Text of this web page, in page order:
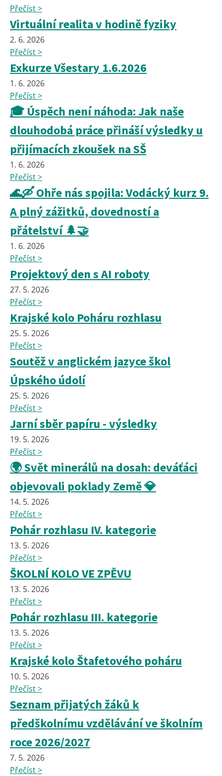
Přečíst >
Virtuální realita v hodině fyziky
2. 6. 2026
Přečíst >
Exkurze Všestary 1.6.2026
1. 6. 2026
Přečíst >
🎓 Úspěch není náhoda: Jak naše
dlouhodobá práce přináší výsledky u
přijímacích zkoušek na SŠ
1. 6. 2026
Přečíst >
🌊🛶 Ohře nás spojila: Vodácký kurz 9.
A plný zážitků, dovedností a
přátelství 🌲🤝
1. 6. 2026
Přečíst >
Projektový den s AI roboty
27. 5. 2026
Přečíst >
Krajské kolo Poháru rozhlasu
25. 5. 2026
Přečíst >
Soutěž v anglickém jazyce škol
Úpského údolí
25. 5. 2026
Přečíst >
Jarní sběr papíru - výsledky
19. 5. 2026
Přečíst >
🌍 Svět minerálů na dosah: deváťáci
objevovali poklady Země 💎
14. 5. 2026
Přečíst >
Pohár rozhlasu IV. kategorie
13. 5. 2026
Přečíst >
ŠKOLNÍ KOLO VE ZPĚVU
13. 5. 2026
Přečíst >
Pohár rozhlasu III. kategorie
13. 5. 2026
Přečíst >
Krajské kolo Štafetového poháru
10. 5. 2026
Přečíst >
Seznam přijatých žáků k
předškolnímu vzdělávání ve školním
roce 2026/2027
7. 5. 2026
Přečíst >